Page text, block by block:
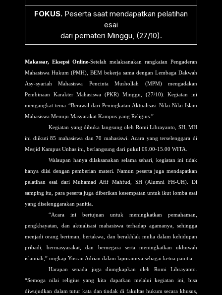
FOKUS. Peserta saat mendapatkan pelatihan
esai
dari pemateri Minggu, (27/10).
Makassar, Eksepsi Online-Setelah melaksanakan rangkaian Pengaderan
Mahasiswa Hukum (PMH), BEM bekerja sama dengan Lembaga Dakwah
Asy-syariah Mahasiswa Pencinta Mushollah (MPM) mengadakan
Pembinaan Karakter Mahasiswa (PKR) Minggu, (27/10). Kegiatan ini
mengangkat tema “Berawal dari Peningkatan Aktualisasi Nilai-Nilai Islam
Mahasiswa Menuju Masyarakat Kampus yang Religius.”
Kegiatan yang dibuka langsung oleh Romi Librayanto, SH, MH
ini diikuti 85 mahasiswa dan 70 mahasiswi. Acara yang terselenggara di
Mesjid Kampus Unhas ini, berlangsung dari pukul 09.00-15.00 WITA.
Walaupan hanya dilaksanakan selama sehari, kegiatan ini tidak
hanya diisi dengan pemberian materi. Namun peserta juga mendapatkan
pelatihan esai dari Muhamad Afif Mahfud, SH (Alumni FH-UH). Di
samping itu, para peserta juga diberikan kesempatan untuk ikut lomba esai
yang diselenggarakan panitia.
“Acara ini bertujuan untuk meningkatkan pemahaman,
pengkhayatan, dan aktualisasi mahasiswa terhadap agamanya, sehingga
menjadi orang beriman, bertakwa, dan berakhlak mulia dalam kehidupan
pribadi, bermasyarakat, dan bernegara serta meningkatkan ukhuwah
islamiah,” ungkap Yusran Adrian dalam laporannya sebagai ketua panitia.
Harapan senada juga diungkapkan oleh Romi Librayanto.
“Semoga nilai religius yang kita dapatkan melalui kegiatan ini, bisa
diwujudkan dalam tutur kata dan tindak di fakultas hukum secara khusus,